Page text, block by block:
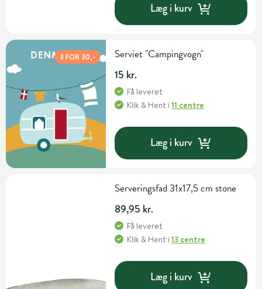
Læg i kurv
3 FOR 30,- Serviet "Campingvogn"
15 kr.
Få leveret
Klik & Hent i11 centre
Læg i kurv
Serveringsfad 31x17,5 cm stone
89,95 kr.
Få leveret
Klik & Hent i13 centre
Læg i kurv